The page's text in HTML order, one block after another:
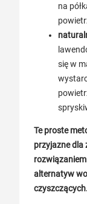
na
się w
Te proste
przyjazne dla
alternatyw
czyszczących.